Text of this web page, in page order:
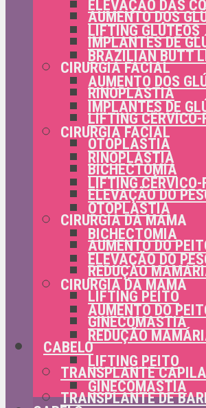
AUMENTO DOS
IMPLANTES DE
CIRURGIA FACIAL
RINOPLASTIA
LIFTING
OTOPLASTIA
BICHECTOMIA
ELEVAÇÃO DO
CIRURGIA DA MAMA
AUMENTO DO
REDUÇÃO
LIFTING PEITO
GINECOMASTIA
CABELO
TRANSPLANTE
TRANSPLANTE DE
ELEVAÇÃO DAS
LIFTING GLÚTEOS
BRAZILIAN BUTT
AUMENTO DOS
IMPLANTES DE
CIRURGIA FACIAL
RINOPLASTIA
LIFTING
OTOPLASTIA
BICHECTOMIA
ELEVAÇÃO DO
CIRURGIA DA MAMA
AUMENTO DO
REDUÇÃO
LIFTING PEITO
GINECOMASTIA